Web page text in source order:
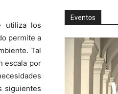
utiliza los
permite a
Tal
escala por
siguientes
Eventos